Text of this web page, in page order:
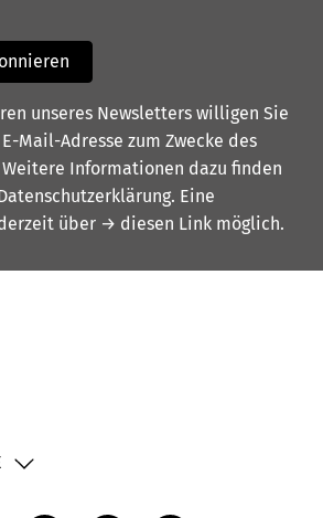
unseres Newsletters willigen Sie
Mail-Adresse zum Zwecke des
Weitere Informationen dazu finden
. Eine
über → diesen Link möglich.